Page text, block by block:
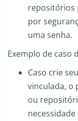
repositórios
por
uma senha.
Exemplo de caso
Caso crie
vinculada, o
ou